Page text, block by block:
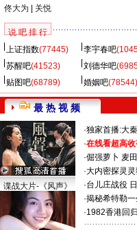
佟大为
关悦
说 吧 排 行
上证指数(77445) 李宇春吧
苏醒吧(41523) 刘德华吧
贴图吧(68789) 婚姻吧(78544)
最 热 视 频
谍战大片-《风声》
·独家首播:大
·在线看超高
·倔强萝卜 麦田
·大内密探灵灵
·台儿庄战役
·揭秘希特勒
·1982香港回